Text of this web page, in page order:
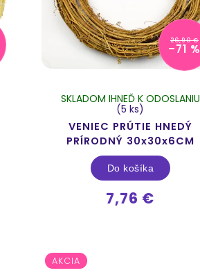
26,90 €
–71 %
VENIEC PRÚTIE HNEDÝ
PRÍRODNÝ 30x30x6CM
SKLADOM IHNEĎ K ODOSLANIU
(5 ks)
7,76 €
Do košíka
AKCIA